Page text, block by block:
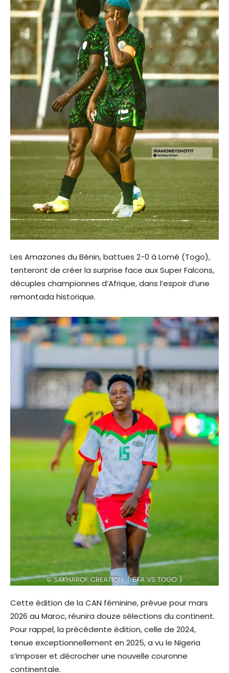
Les Amazones du Bénin, battues 2-0 à Lomé (Togo),
tenteront de créer la surprise face aux Super Falcons,
décuples championnes d’Afrique, dans l’espoir d’une
remontada historique.
Cette édition de la CAN féminine, prévue pour mars
2026 au Maroc, réunira douze sélections du continent.
Pour rappel, la précédente édition, celle de 2024,
tenue exceptionnellement en 2025, a vu le Nigeria
s’imposer et décrocher une nouvelle couronne
continentale.